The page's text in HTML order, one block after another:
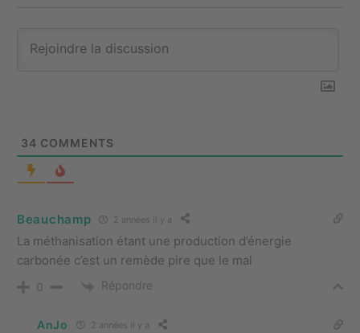
34 COMMENTS
Beauchamp 2 années il y a
La méthanisation étant une production d’énergie
carbonée c’est un remède pire que le mal
0 Répondre
AnJo 2 années il y a